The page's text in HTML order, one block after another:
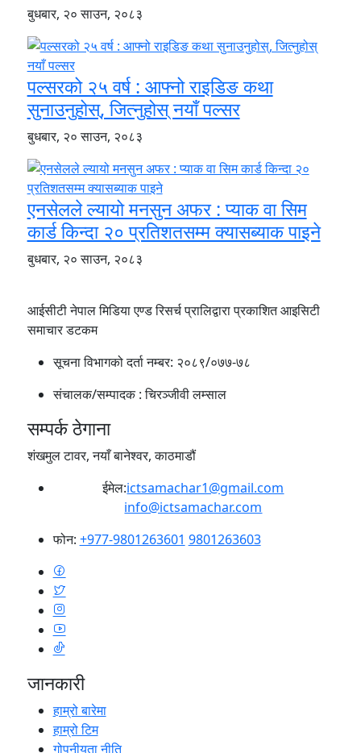
बुधबार, २० साउन, २०८३
पल्सरको २५ वर्ष : आफ्नो राइडिङ कथा
सुनाउनुहोस्, जित्नुहोस् नयाँ पल्सर
बुधबार, २० साउन, २०८३
एनसेलले ल्यायो मनसुन अफर : प्याक वा सिम
कार्ड किन्दा २० प्रतिशतसम्म क्यासब्याक पाइने
बुधबार, २० साउन, २०८३
आईसीटी नेपाल मिडिया एण्ड रिसर्च प्रालिद्वारा प्रकाशित आइसिटी
समाचार डटकम
सूचना विभागको दर्ता नम्बर: २०८९/०७७-७८
संचालक/सम्पादक :चिरञ्जीवी लम्साल
सम्पर्क ठेगाना
शंखमुल टावर, नयाँ बानेश्वर, काठमाडौं
ईमेल:ictsamachar1@gmail.com
info@ictsamachar.com
फोन: +977-9801263601 9801263603
जानकारी
हाम्रो बारेमा
हाम्रो टिम
गोपनीयता नीति